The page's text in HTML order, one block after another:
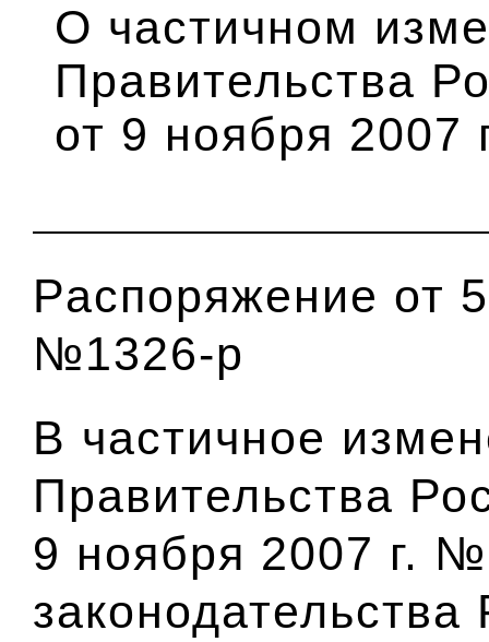
О частичном
Правительства
от 9 ноября
Распоряжение от
№1326-р
В частичное
Правительства
9 ноября 2007 г.
законодательства